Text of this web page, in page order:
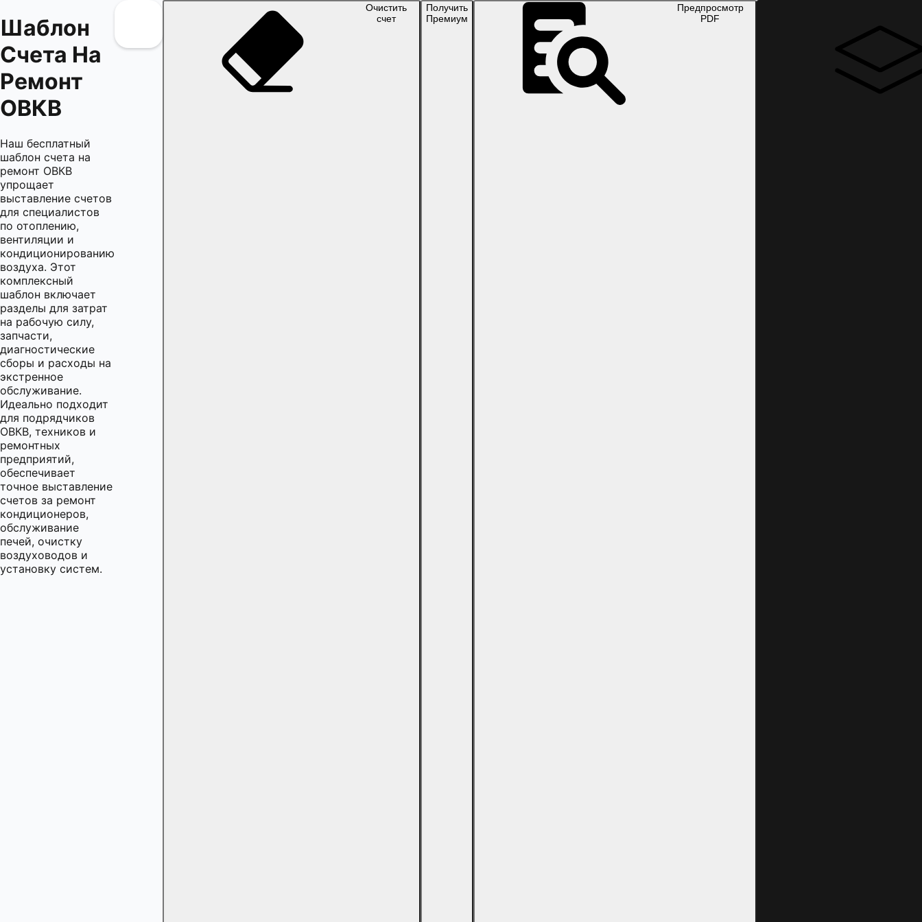
Шаблон
Счета На
Ремонт
ОВКВ
Наш бесплатный
шаблон счета на
ремонт ОВКВ
упрощает
выставление счетов
для специалистов
по отоплению,
вентиляции и
кондиционированию
воздуха. Этот
комплексный
шаблон включает
разделы для затрат
на рабочую силу,
запчасти,
диагностические
сборы и расходы на
экстренное
обслуживание.
Идеально подходит
для подрядчиков
ОВКВ, техников и
ремонтных
предприятий,
обеспечивает
точное выставление
счетов за ремонт
кондиционеров,
обслуживание
печей, очистку
воздуховодов и
установку систем.
Очистить
счет
Получить
Премиум
Предпросмотр
PDF